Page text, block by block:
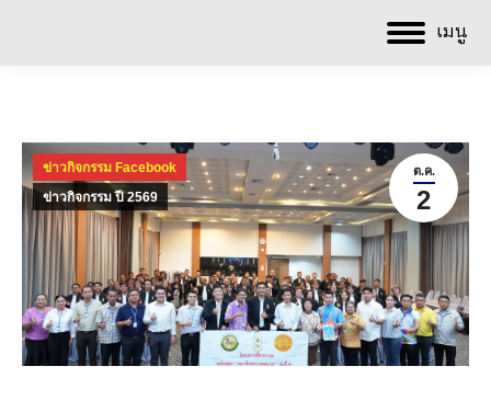
เมนู
ต.ค.
2
ข่าวกิจกรรม Facebook
ข่าวกิจกรรม ปี 2569